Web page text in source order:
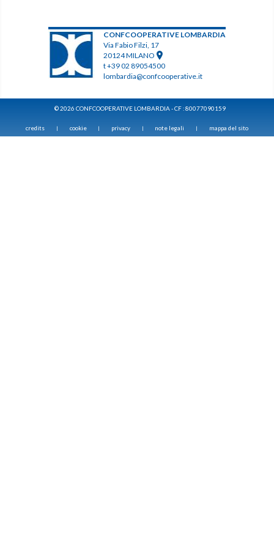
CONFCOOPERATIVE LOMBARDIA
Via Fabio Filzi, 17
20124 MILANO
t +39 02 89054500
lombardia@confcooperative.it
© 2026 CONFCOOPERATIVE LOMBARDIA - CF : 80077090159
credits cookie privacy note legali mappa del sito